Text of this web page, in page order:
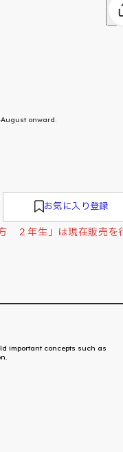
onward.
お気に入り登録
２年生」は現在販売を
important concepts such as